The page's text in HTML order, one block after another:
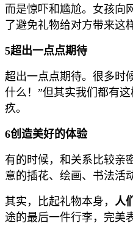
而是惊吓和尴尬。女孩向
了避免礼物给对方带来这
5超出一点点期待
超出一点点期待。很多时
什么！”但其实我们都有
疚。
6创造美好的体验
有的时候，和关系比较亲
意的插花、绘画、书法活
其实，比起礼物本身， 人
途的最后一件行李，完美